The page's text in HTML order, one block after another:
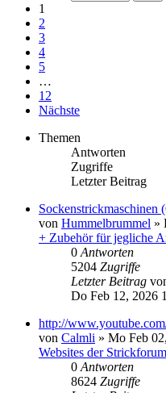
1
2
3
4
5
…
12
Nächste
Themen
Antworten
Zugriffe
Letzter Beitrag
Sockenstrickmaschinen
von Hummelbrummel »
+ Zubehör für jegliche
0 Antworten
5204 Zugriffe
Letzter Beitrag
Do Feb 12, 2026
http://
von Calmli » Mo Feb
Websites der
0 Antworten
8624 Zugriffe